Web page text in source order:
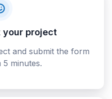
your project
and submit the form
5 minutes.